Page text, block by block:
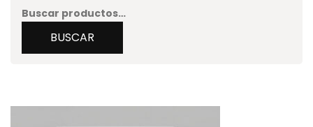
BUSCAR